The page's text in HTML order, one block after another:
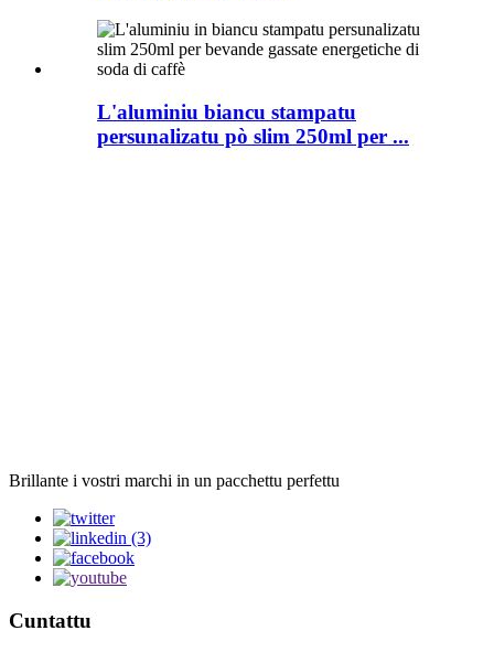
L'aluminiu biancu stampatu
persunalizatu pò slim 250ml per ...
Brillante i vostri marchi in un pacchettu perfettu
Cuntattu